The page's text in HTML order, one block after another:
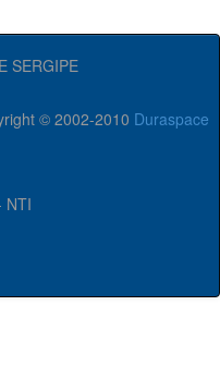
SERGIPE
© 2002-2010 Duraspace
NTI